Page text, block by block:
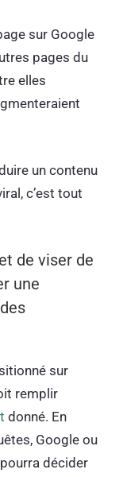
sur Google
pages du
elles
un contenu
c’est tout
de viser de
une
sur
remplir
donné. En
Google ou
décider